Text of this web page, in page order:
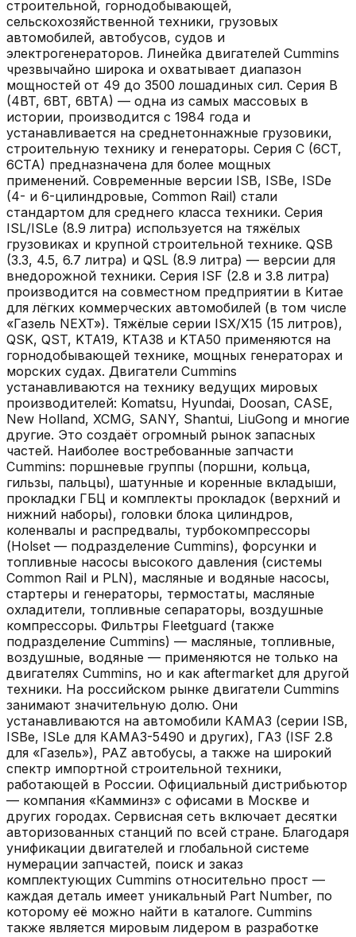
строительной, горнодобывающей,
сельскохозяйственной техники, грузовых
автомобилей, автобусов, судов и
электрогенераторов. Линейка двигателей Cummins
чрезвычайно широка и охватывает диапазон
мощностей от 49 до 3500 лошадиных сил. Серия B
(4BT, 6BT, 6BTA) — одна из самых массовых в
истории, производится с 1984 года и
устанавливается на среднетоннажные грузовики,
строительную технику и генераторы. Серия C (6CT,
6CTA) предназначена для более мощных
применений. Современные версии ISB, ISBe, ISDe
(4- и 6-цилиндровые, Common Rail) стали
стандартом для среднего класса техники. Серия
ISL/ISLe (8.9 литра) используется на тяжёлых
грузовиках и крупной строительной технике. QSB
(3.3, 4.5, 6.7 литра) и QSL (8.9 литра) — версии для
внедорожной техники. Серия ISF (2.8 и 3.8 литра)
производится на совместном предприятии в Китае
для лёгких коммерческих автомобилей (в том числе
«Газель NEXT»). Тяжёлые серии ISX/X15 (15 литров),
QSK, QST, KTA19, KTA38 и KTA50 применяются на
горнодобывающей технике, мощных генераторах и
морских судах. Двигатели Cummins
устанавливаются на технику ведущих мировых
производителей: Komatsu, Hyundai, Doosan, CASE,
New Holland, XCMG, SANY, Shantui, LiuGong и многие
другие. Это создаёт огромный рынок запасных
частей. Наиболее востребованные запчасти
Cummins: поршневые группы (поршни, кольца,
гильзы, пальцы), шатунные и коренные вкладыши,
прокладки ГБЦ и комплекты прокладок (верхний и
нижний наборы), головки блока цилиндров,
коленвалы и распредвалы, турбокомпрессоры
(Holset — подразделение Cummins), форсунки и
топливные насосы высокого давления (системы
Common Rail и PLN), масляные и водяные насосы,
стартеры и генераторы, термостаты, масляные
охладители, топливные сепараторы, воздушные
компрессоры. Фильтры Fleetguard (также
подразделение Cummins) — масляные, топливные,
воздушные, водяные — применяются не только на
двигателях Cummins, но и как aftermarket для другой
техники. На российском рынке двигатели Cummins
занимают значительную долю. Они
устанавливаются на автомобили КАМАЗ (серии ISB,
ISBe, ISLe для КАМАЗ-5490 и других), ГАЗ (ISF 2.8
для «Газель»), PAZ автобусы, а также на широкий
спектр импортной строительной техники,
работающей в России. Официальный дистрибьютор
— компания «Камминз» с офисами в Москве и
других городах. Сервисная сеть включает десятки
авторизованных станций по всей стране. Благодаря
унификации двигателей и глобальной системе
нумерации запчастей, поиск и заказ
комплектующих Cummins относительно прост —
каждая деталь имеет уникальный Part Number, по
которому её можно найти в каталоге. Cummins
также является мировым лидером в разработке